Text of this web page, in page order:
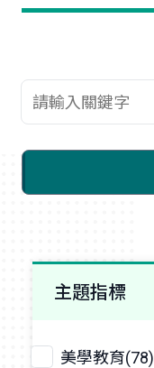
查詢關鍵字
主題指標
美學教育(78)